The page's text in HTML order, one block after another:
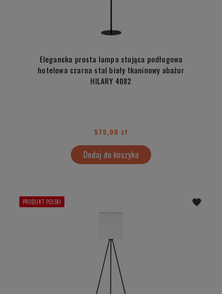
Elegancka prosta lampa stojąca podłogowa
hotelowa czarna stal biały tkaninowy abażur
HILARY 4082
579,00 zł
Dodaj do koszyka
PRODUKT POLSKI